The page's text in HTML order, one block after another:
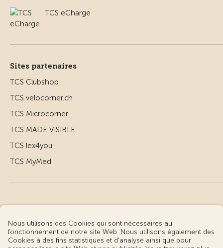
TCS eCharge
Sites partenaires
TCS Clubshop
TCS velocorner.ch
TCS Microcorner
TCS MADE VISIBLE
TCS lex4you
TCS MyMed